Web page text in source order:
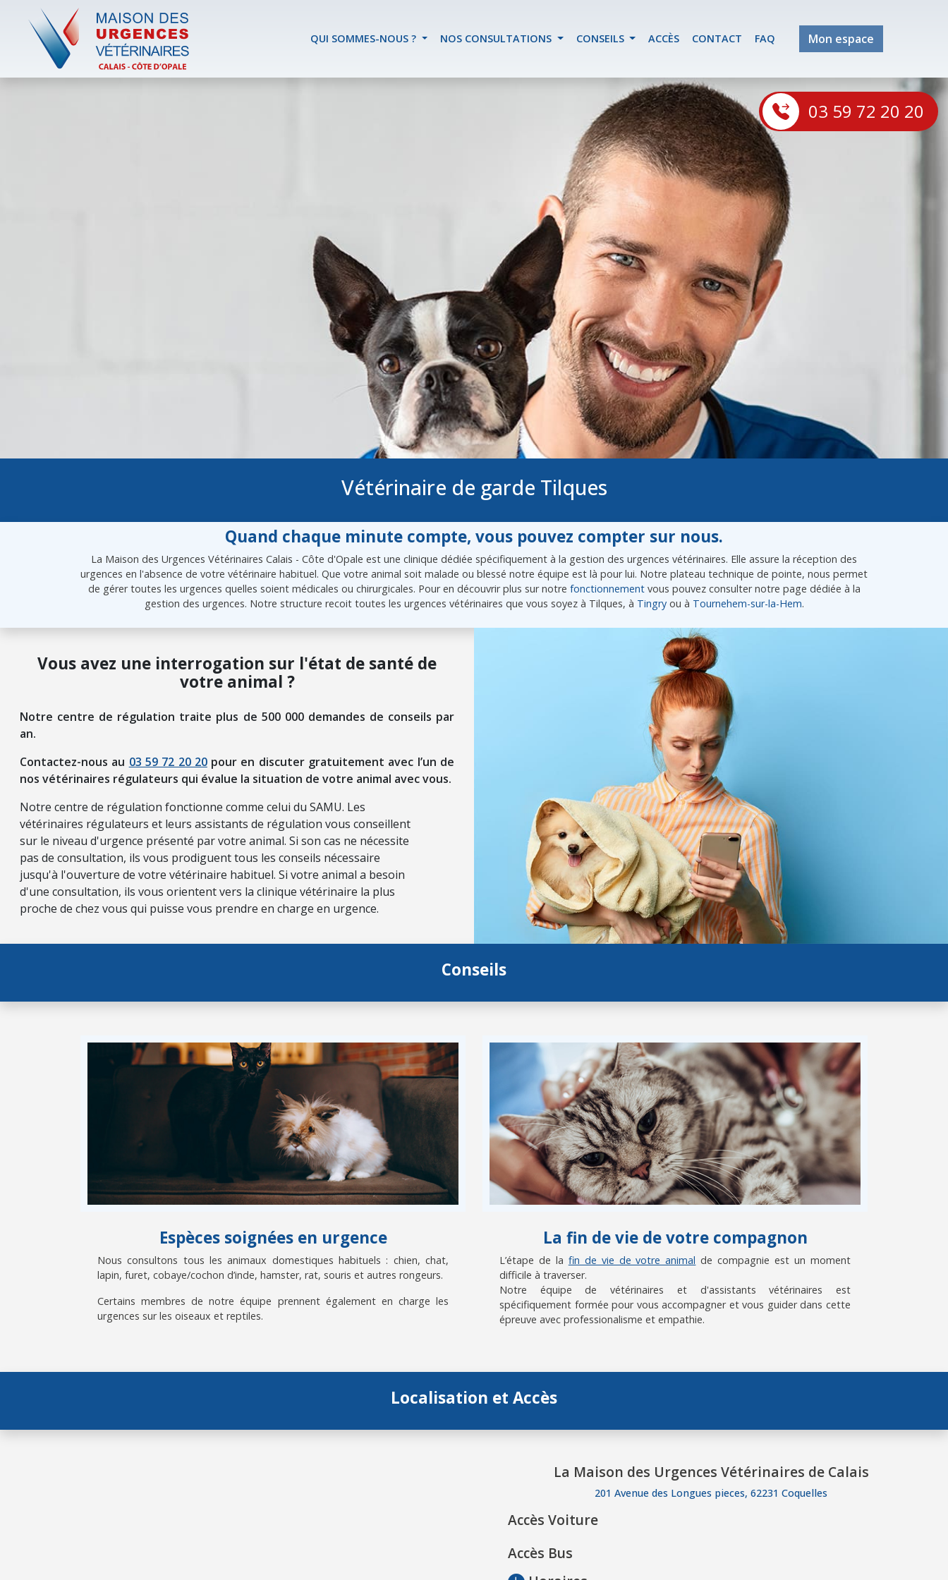
QUI SOMMES-NOUS ? NOS CONSULTATIONS CONSEILS ACCÈS CONTACT FAQ Mon espace
03 59 72 20 20
Vétérinaire de garde Tilques
Quand chaque minute compte, vous pouvez compter sur nous.
La Maison des Urgences Vétérinaires Calais - Côte d'Opale est une clinique dédiée spécifiquement à la gestion des urgences vétérinaires. Elle assure la réception des
urgences en l'absence de votre vétérinaire habituel. Que votre animal soit malade ou blessé notre équipe est là pour lui. Notre plateau technique de pointe, nous permet
de gérer toutes les urgences quelles soient médicales ou chirurgicales. Pour en découvrir plus sur notre fonctionnementvous pouvez consulter notre page dédiée à la
gestion des urgences. Notre structure recoit toutes les urgences vétérinaires que vous soyez à Tilques, à Tingryou à Tournehem-sur-la-Hem.
Vous avez une interrogation sur l'état de santé de
votre animal ?
Notre centre de régulation traite plus de 500 000 demandes de conseils par
an.
Contactez-nous au 03 59 72 20 20pour en discuter gratuitement avec l’un de
nos vétérinaires régulateurs qui évalue la situation de votre animal avec vous.
Notre centre de régulation fonctionne comme celui du SAMU. Les
vétérinaires régulateurs et leurs assistants de régulation vous conseillent
sur le niveau d'urgence présenté par votre animal. Si son cas ne nécessite
pas de consultation, ils vous prodiguent tous les conseils nécessaire
jusqu'à l'ouverture de votre vétérinaire habituel. Si votre animal a besoin
d'une consultation, ils vous orientent vers la clinique vétérinaire la plus
proche de chez vous qui puisse vous prendre en charge en urgence.
Conseils
Espèces soignées en urgence
Nous consultons tous les animaux domestiques habituels : chien, chat,
lapin, furet, cobaye/cochon d’inde, hamster, rat, souris et autres rongeurs.
Certains membres de notre équipe prennent également en charge les
urgences sur les oiseaux et reptiles.
La fin de vie de votre compagnon
L’étape de la fin de vie de votre animal de compagnie est un moment
difficile à traverser.
Notre équipe de vétérinaires et d'assistants vétérinaires est
spécifiquement formée pour vous accompagner et vous guider dans cette
épreuve avec professionalisme et empathie.
Localisation et Accès
La Maison des Urgences Vétérinaires de Calais
201 Avenue des Longues pieces, 62231 Coquelles
Accès Voiture
Accès Bus